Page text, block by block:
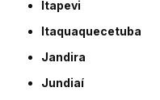
Itapevi
Itaquaquecetuba
Jandira
Jundiaí